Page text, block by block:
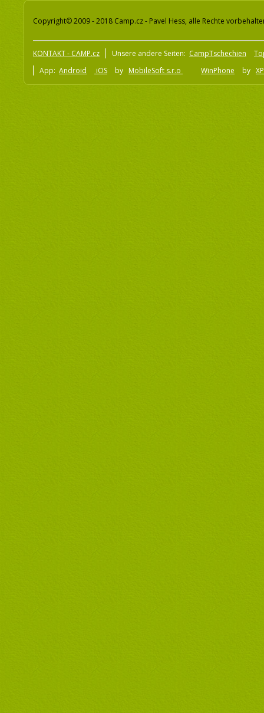
Copyright© 2009 - 2018 Camp.cz - Pavel Hess, alle Rechte
KONTAKT - CAMP.cz Unsere andere Seiten: CampTschechien
App: Android iOS by MobileSoft s.r.o WinPhone by